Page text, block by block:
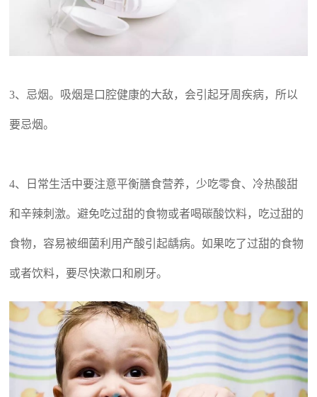
3、忌烟。吸烟是口腔健康的大敌，会引起牙周疾病，所以
要忌烟。
4、 日常生活中要注意平衡膳食营养，少吃零食、冷热酸甜
和辛辣刺激。避免吃过甜的食物或者喝碳酸饮料，吃过甜的
食物，容易被细菌利用产酸引起龋病。如果吃了过甜的食物
或者饮料，要尽快漱口和刷牙。